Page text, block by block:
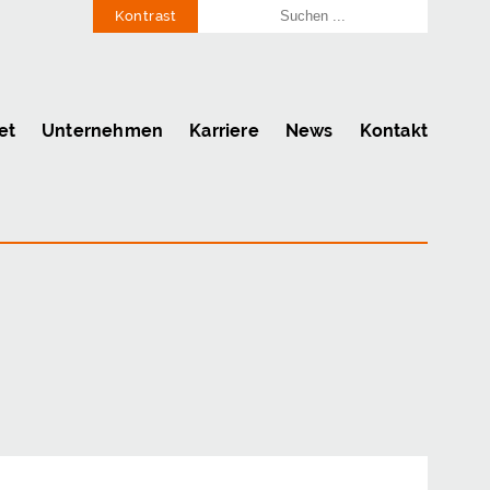
Kontrast
Unternehmen Karriere News Kontakt